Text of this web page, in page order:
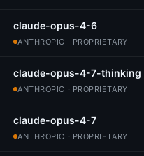
claude-opus-4-6
ANTHROPIC · PROPRIETARY
claude-opus-4-7-thinking
ANTHROPIC · PROPRIETARY
claude-opus-4-7
ANTHROPIC · PROPRIETARY